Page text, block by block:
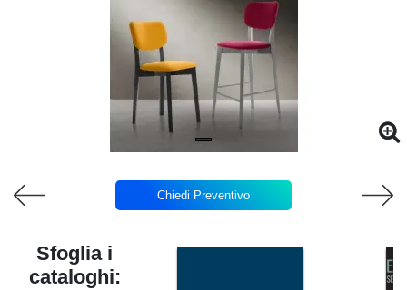
Chiedi Preventivo
Sfoglia i
cataloghi: